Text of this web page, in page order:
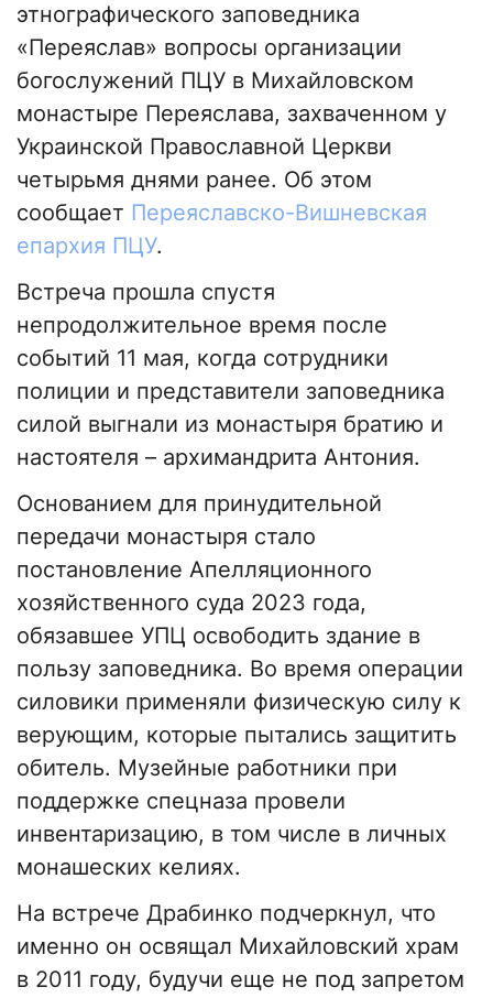
этнографического заповедника
«Переяслав» вопросы организации
богослужений ПЦУ в Михайловском
монастыре Переяслава, захваченном у
Украинской Православной Церкви
четырьмя днями ранее. Об этом
сообщает Переяславско-Вишневская
епархия ПЦУ.
Встреча прошла спустя
непродолжительное время после
событий 11 мая, когда сотрудники
полиции и представители заповедника
силой выгнали из монастыря братию и
настоятеля – архимандрита Антония.
Основанием для принудительной
передачи монастыря стало
постановление Апелляционного
хозяйственного суда 2023 года,
обязавшее УПЦ освободить здание в
пользу заповедника. Во время операции
силовики применяли физическую силу к
верующим, которые пытались защитить
обитель. Музейные работники при
поддержке спецназа провели
инвентаризацию, в том числе в личных
монашеских келиях.
На встрече Драбинко подчеркнул, что
именно он освящал Михайловский храм
в 2011 году, будучи еще не под запретом